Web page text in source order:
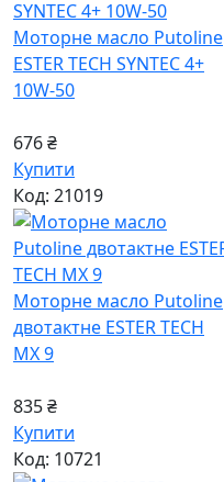
Моторне масло Putoline
ESTER TECH SYNTEC 4+
10W-50
676 ₴
Купити
Код: 21019
Моторне масло Putoline
двотактне ESTER TECH
MX 9
835 ₴
Купити
Код: 10721